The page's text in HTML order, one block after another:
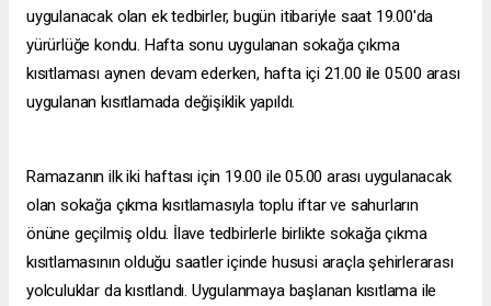
uygulanacak olan ek tedbirler, bugün itibariyle saat 19.00'da
yürürlüğe kondu. Hafta sonu uygulanan sokağa çıkma
kısıtlaması aynen devam ederken, hafta içi 21.00 ile 05.00 arası
uygulanan kısıtlamada değişiklik yapıldı.
Ramazanın ilk iki haftası için 19.00 ile 05.00 arası uygulanacak
olan sokağa çıkma kısıtlamasıyla toplu iftar ve sahurların
önüne geçilmiş oldu. İlave tedbirlerle birlikte sokağa çıkma
kısıtlamasının olduğu saatler içinde hususi araçla şehirlerarası
yolculuklar da kısıtlandı. Uygulanmaya başlanan kısıtlama ile